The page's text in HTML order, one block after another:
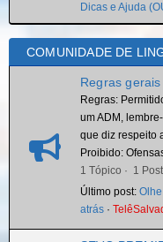
Dicas e Ajuda
COMUNIDADE DE
Regras
Regras:
um ADM,
que diz respeito
Proibido:
1 Tópico · 1 Post
Último post:
atrás ·